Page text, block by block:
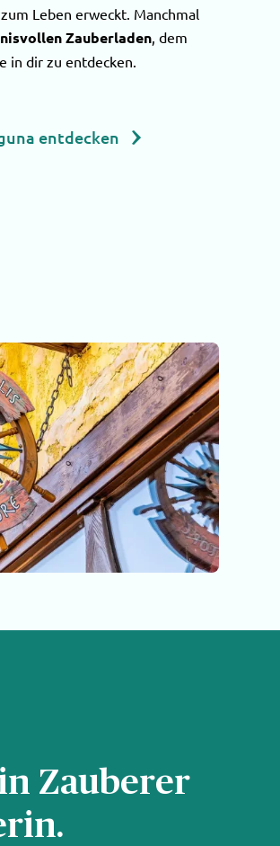
Leben erweckt. Manchmal
Zauberladen , dem
in dir zu entdecken.
entdecken
Zauberer